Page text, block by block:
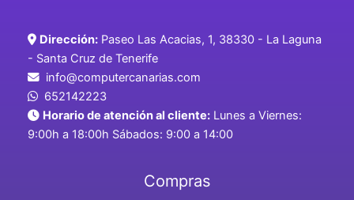
Dirección: Paseo Las Acacias, 1, 38330 - La Laguna
- Santa Cruz de Tenerife
info@computercanarias.com
652142223
Horario de atención al cliente: Lunes a Viernes:
9:00h a 18:00h Sábados: 9:00 a 14:00
Compras